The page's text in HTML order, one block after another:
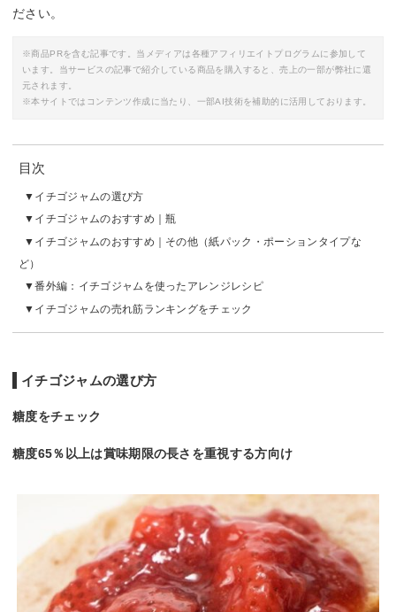
ださい。
※商品PRを含む記事です。当メディアは各種アフィリエイトプログラムに参加して
います。当サービスの記事で紹介している商品を購入すると、売上の一部が弊社に還
元されます。
※本サイトではコンテンツ作成に当たり、一部AI技術を補助的に活用しております。
目次
イチゴジャムの選び方
イチゴジャムのおすすめ｜瓶
イチゴジャムのおすすめ｜その他（紙パック・ポーションタイプな
ど）
番外編：イチゴジャムを使ったアレンジレシピ
イチゴジャムの売れ筋ランキングをチェック
イチゴジャムの選び方
糖度をチェック
糖度65％以上は賞味期限の長さを重視する方向け